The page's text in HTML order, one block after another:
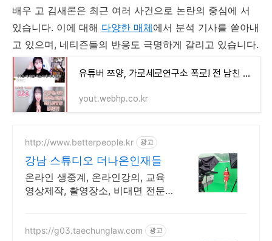
배우 고 김새론은 최근 여러 사건으로 논란의 중심에 서
있습니다. 이에 대해 다양한 매체에서 분석 기사를 쏟아내
고 있으며, 네티즌들의 반응도 극명하게 갈리고 있습니다.
유튜버 쯔양, 가로세로연구소 폭로! 전 남친 누나 명의 도용 불법 수술 의혹
yout.webhp.co.kr
http://www.betterpeople.kr 광고
강남 스튜디오 더나은인재들
온라인 생중계, 온라인강의, 교육
영상제작, 촬영장소, 비대면 전문,
https://g03.taechunglaw.com 광고